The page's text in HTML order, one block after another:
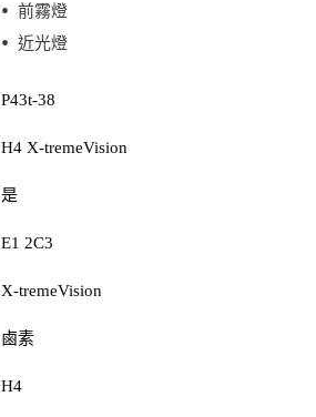
前霧燈
近光燈
P43t-38
H4 X-tremeVision
是
E1 2C3
X-tremeVision
鹵素
H4